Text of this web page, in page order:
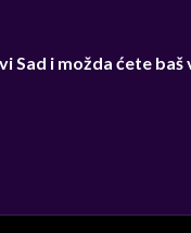
Sad i možda ćete